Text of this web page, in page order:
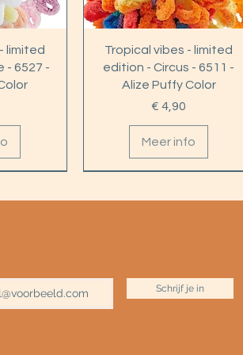
limited
- 6527 -
Tropical vibes - limited
edition - Circus - 6511 -
Alize Puffy Color
Prijs
€ 4,90
Meer info
Schrijf je in